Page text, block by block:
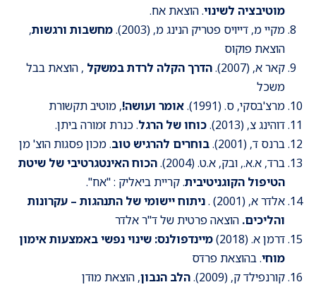
מוטיבציה לשינוי. הוצאת אח.
מקיי מ, דייויס פטריק הנינג מ, (2003).
מחשבות ורגשות,
הוצאת פוקוס
קאר א, (2007).
הדרך הקלה לרדת במשקל , הוצאת בבל
משכל
מרצ'בסקי, ס. (1991).
אומר ועושה!, מוטיב תקשורת
דוהינג צ, (2013).
כוחו של הרגל. כנרת זמורה ביתן.
ברנס ד, (2001).
בוחרים להרגיש טוב. מכון פסגות הוצ' מן
ברד, א.א., ובק, א.ט. (2004).
הכוח האינטגרטיבי של שיטת
הטיפול הקוגניטיבית. קריית ביאליק : "אח".
אלדר א, (2001) .
ניתוח יישומי של התנהגות – עקרונות
והליכים. הוצאה פרטית של ד"ר אלדר
דרמן א. (2018)
מיינדפולנס: שינוי נפשי באמצעות אימון
מוחי. בהוצאת פרדס
קורנפילד ק, (2009).
הלב הנבון, הוצאת מודן